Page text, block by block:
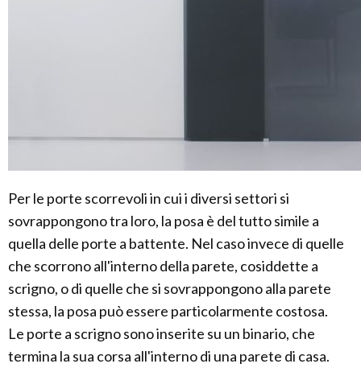
Per le porte scorrevoli in cui i diversi settori si
sovrappongono tra loro, la posa è del tutto simile a
quella delle porte a battente. Nel caso invece di quelle
che scorrono all'interno della parete, cosiddette a
scrigno, o di quelle che si sovrappongono alla parete
stessa, la posa può essere particolarmente costosa.
Le porte a scrigno sono inserite su un binario, che
termina la sua corsa all'interno di una parete di casa.